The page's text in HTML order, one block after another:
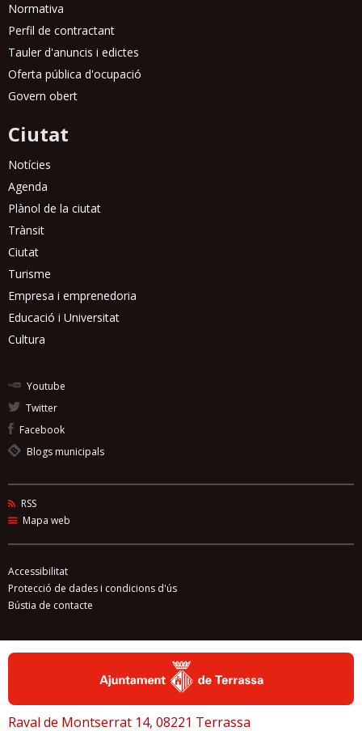
Normativa
Perfil de contractant
Tauler d'anuncis i edictes
Oferta pública d'ocupació
Govern obert
Ciutat
Notícies
Agenda
Plànol de la ciutat
Trànsit
Ciutat
Turisme
Empresa i emprenedoria
Educació i Universitat
Cultura
Youtube
Twitter
Facebook
Blogs municipals
RSS
Mapa web
Accessibilitat
Protecció de dades i condicions d'ús
Bústia de contacte
Raval de Montserrat 14, 08221 Terrassa